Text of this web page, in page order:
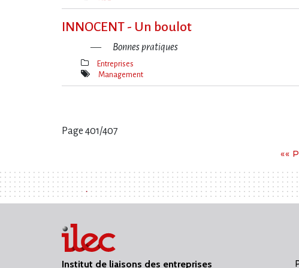
Mot(s)-
INNOCENT - Un boulot
Bonnes pratiques
Thèmes(s)
Entreprises
Mot(s)-
Management
Page 401/407
««
Institut de liaisons des entreprises